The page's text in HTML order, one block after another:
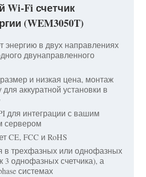
Wi-Fi счетчик
(WEM3050T)
энергию в двух направлениях
двунаправленного
и низкая цена, монтаж
аккуратной установки в
для интеграции с вашим
сервером
CE, FCC и RoHS
в трехфазных или однофазных
3 однофазных счетчика), а
системах